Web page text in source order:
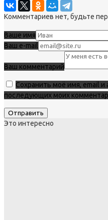
Комментариев нет, будьте
Ваше имя
Ваш e-mail
Ваш комментарий
Сохранить моё имя, email и
последующих моих
Это интересно